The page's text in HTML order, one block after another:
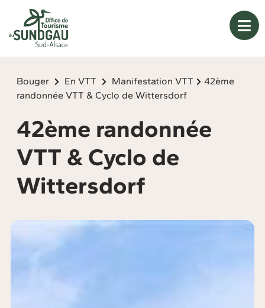
Bouger En VTT Manifestation VTT
42ème
randonnée VTT & Cyclo de Wittersdorf
42ème randonnée
VTT & Cyclo de
Wittersdorf
Panneau de gestion des cookies